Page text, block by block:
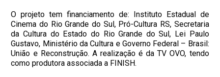
O projeto tem financiamento de: Instituto Estadual de
Cinema do Rio Grande do Sul, Pró-Cultura RS, Secretaria
da Cultura do Estado do Rio Grande do Sul, Lei Paulo
Gustavo, Ministério da Cultura e Governo Federal – Brasil:
União e Reconstrução. A realização é da TV OVO, tendo
como produtora associada a FINISH.